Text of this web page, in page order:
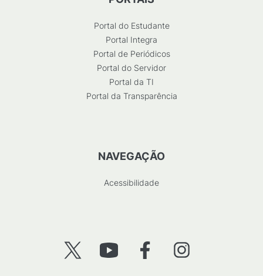
Portal do Estudante
Portal Integra
Portal de Periódicos
Portal do Servidor
Portal da TI
Portal da Transparência
NAVEGAÇÃO
Acessibilidade